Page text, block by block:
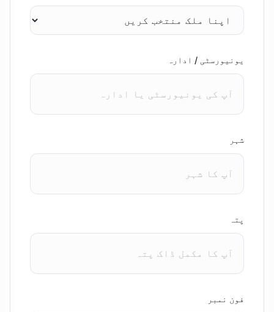
یونیورسٹی / ادارہ
شہر
پتہ
فون نمبر